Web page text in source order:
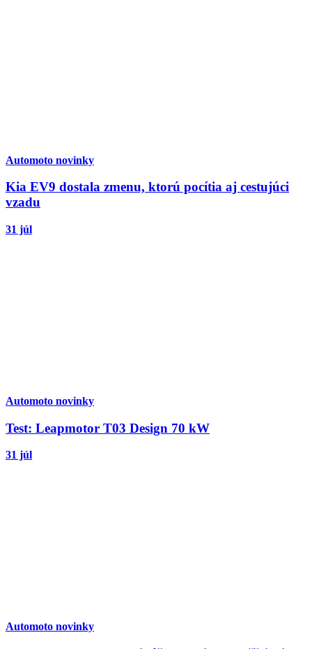
Automoto novinky
Kia EV9 dostala zmenu, ktorú pocítia aj cestujúci
vzadu
31 júl
Automoto novinky
Test: Leapmotor T03 Design 70 kW
31 júl
Automoto novinky